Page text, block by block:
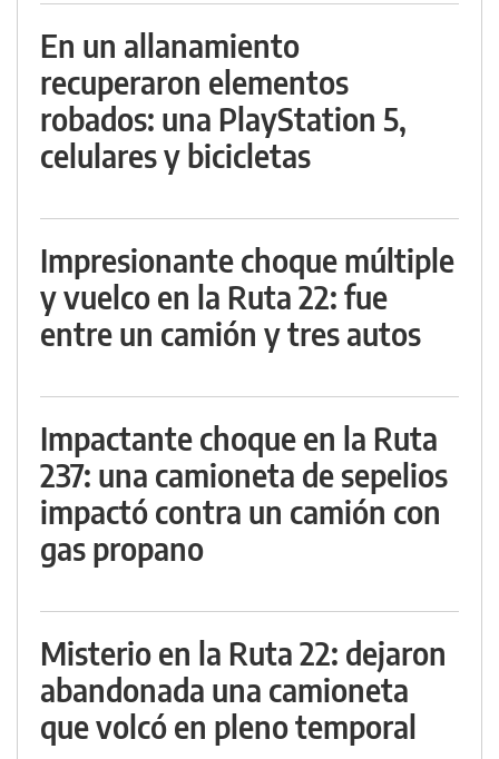
En un allanamiento
recuperaron elementos
robados: una PlayStation 5,
celulares y bicicletas
Impresionante choque múltiple
y vuelco en la Ruta 22: fue
entre un camión y tres autos
Impactante choque en la Ruta
237: una camioneta de sepelios
impactó contra un camión con
gas propano
Misterio en la Ruta 22: dejaron
abandonada una camioneta
que volcó en pleno temporal